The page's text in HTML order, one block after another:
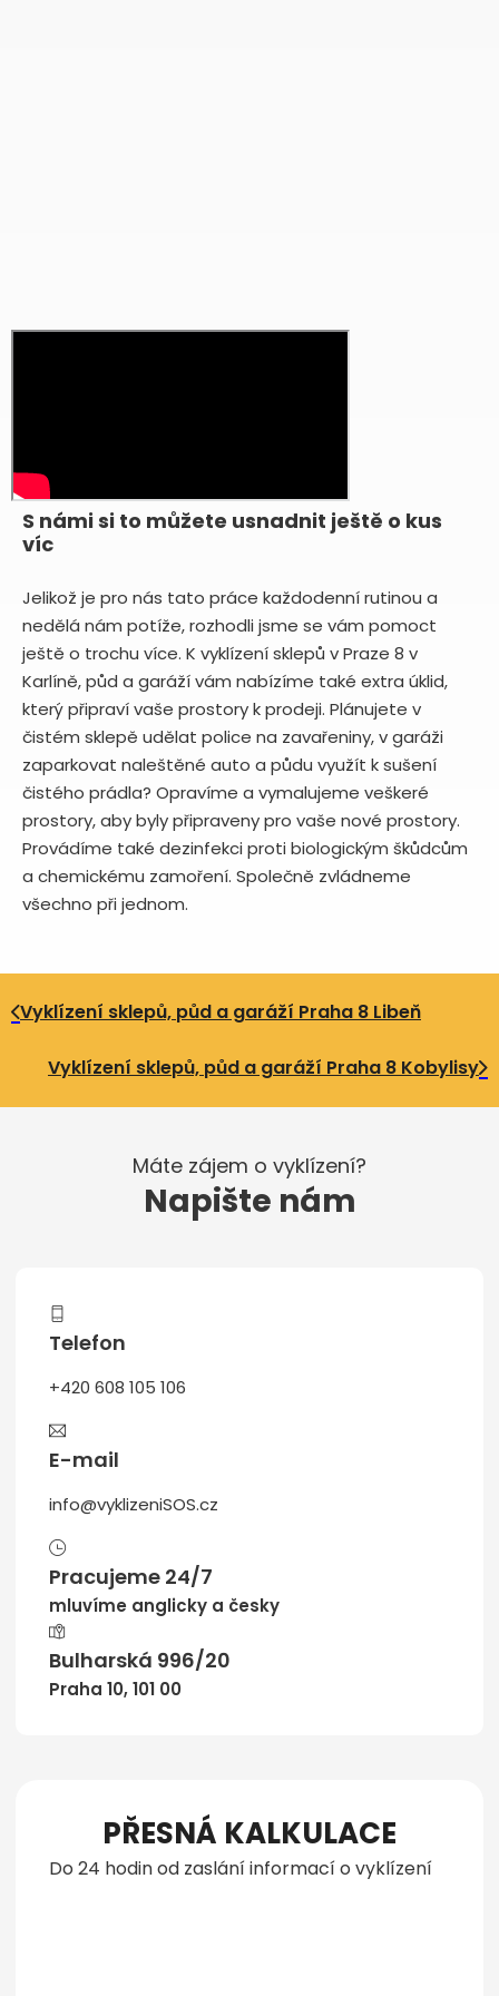
S námi si to můžete usnadnit ještě o kus
víc
Jelikož je pro nás tato práce každodenní rutinou a
nedělá nám potíže, rozhodli jsme se vám pomoct
ještě o trochu více. K vyklízení sklepů v Praze 8 v
Karlíně, půd a garáží vám nabízíme také extra úklid,
který připraví vaše prostory k prodeji. Plánujete v
čistém sklepě udělat police na zavařeniny, v garáži
zaparkovat naleštěné auto a půdu využít k sušení
čistého prádla? Opravíme a vymalujeme veškeré
prostory, aby byly připraveny pro vaše nové prostory.
Provádíme také dezinfekci proti biologickým škůdcům
a chemickému zamoření. Společně zvládneme
všechno při jednom.
Vyklízení sklepů, půd a garáží Praha 8 Libeň
Vyklízení sklepů, půd a garáží Praha 8 Kobylisy
Máte zájem o vyklízení?
Napište nám
Telefon
+420 608 105 106
E-mail
info@vyklizeniSOS.cz
Pracujeme 24/7
mluvíme anglicky a česky
Bulharská 996/20
Praha 10, 101 00
PŘESNÁ KALKULACE
Do 24 hodin od zaslání informací o vyklízení